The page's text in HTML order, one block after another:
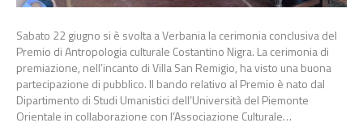
Sabato 22 giugno si è svolta a Verbania la cerimonia conclusiva del
Premio di Antropologia culturale Costantino Nigra. La cerimonia di
premiazione, nell’incanto di Villa San Remigio, ha visto una buona
partecipazione di pubblico. Il bando relativo al Premio è nato dal
Dipartimento di Studi Umanistici dell’Università del Piemonte
Orientale in collaborazione con l’Associazione Culturale…